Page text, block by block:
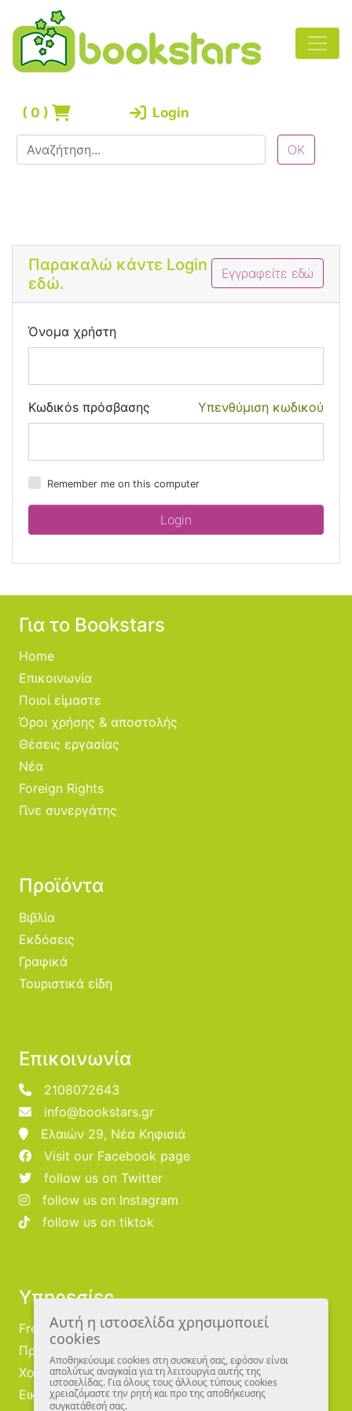
( 0 ) Login
Εγγραφείτε εδώ
Παρακαλώ κάντε Login
εδώ.
Όνομα χρήστη
Υπενθύμιση κωδικού
Κωδικόs πρόσβασης
Remember me on this computer
Για το Bookstars
Home
Επικοινωνία
Ποιοί είμαστε
Όροι χρήσης & αποστολής
Θέσεις εργασίας
Νέα
Foreign Rights
Γίνε συνεργάτης
Προϊόντα
Βιβλία
Εκδόσεις
Γραφικά
Τουριστικά είδη
Επικοινωνία
2108072643
info@bookstars.gr
Ελαιών 29, Νέα Κηφισιά
Visit our Facebook page
follow us on Twitter
follow us on Instagram
follow us on tiktok
Υπηρεσίες
Free Publishing
Προμηθευτές
Χονδρική
Εικονογράφοι
Αυτή η ιστοσελίδα χρησιμοποιεί
cookies
Αποθηκεύουμε cookies στη συσκευή σας, εφόσον είναι
απολύτως αναγκαία για τη λειτουργία αυτής της
ιστοσελίδας. Για όλους τους άλλους τύπους cookies
χρειαζόμαστε την ρητή και προ της αποθήκευσης
συγκατάθεσή σας.